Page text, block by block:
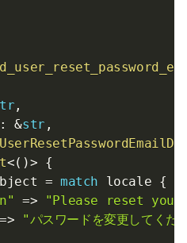
,
: &str ,
<( )> {
= match locale {
=>
"Please reset your
=>
"パスワードを変更してく